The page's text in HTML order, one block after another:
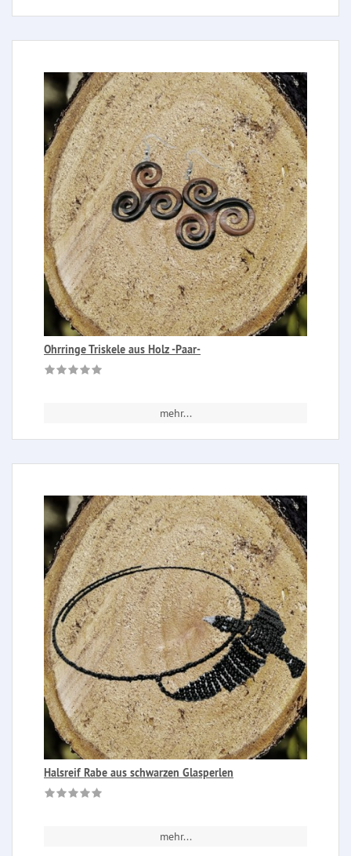
Ohrringe Triskele aus Holz -Paar-
mehr...
Halsreif Rabe aus schwarzen Glasperlen
mehr...